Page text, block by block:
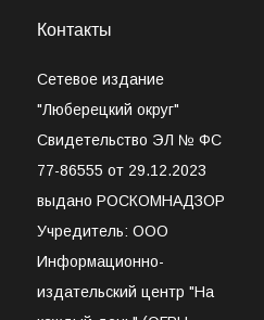
Контакты
Сетевое издание
"Люберецкий округ"
Свидетельство ЭЛ № ФС
77-86555 от 29.12.2023
выдано РОСКОМНАДЗОР
Учредитель: ООО
Информационно-
издательский центр "На